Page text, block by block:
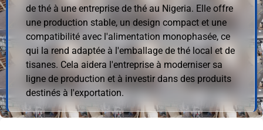
de thé à une entreprise de thé au Nigeria. Elle offre
une production stable, un design compact et une
compatibilité avec l'alimentation monophasée, ce
qui la rend adaptée à l'emballage de thé local et de
tisanes. Cela aidera l'entreprise à moderniser sa
ligne de production et à investir dans des produits
destinés à l'exportation.